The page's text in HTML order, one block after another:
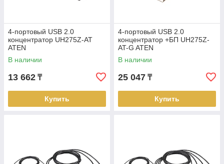
4-портовый USB 2.0
концентратор UH275Z-AT
ATEN
В наличии
13 662 ₸
Купить
4-портовый USB 2.0
концентратор +БП UH275Z-
AT-G ATEN
В наличии
25 047 ₸
Купить